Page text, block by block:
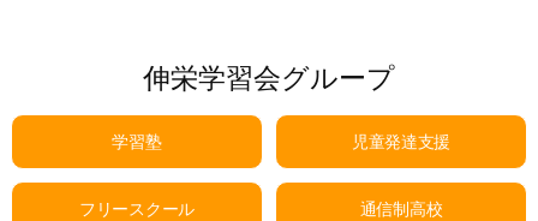
伸栄学習会グループ
学習塾 児童発達支援
フリースクール 通信制高校